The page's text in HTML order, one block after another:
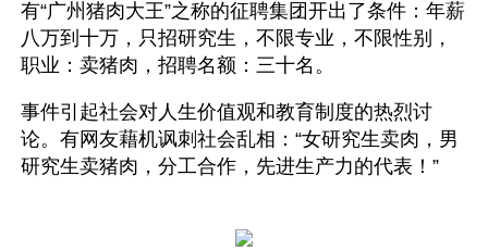
有“广州猪肉大王”之称的征聘集团开出了条件：年薪
八万到十万，只招研究生，不限专业，不限性别，
职业：卖猪肉，招聘名额：三十名。
事件引起社会对人生价值观和教育制度的热烈讨
论。有网友藉机讽刺社会乱相：“女研究生卖肉，男
研究生卖猪肉，分工合作，先进生产力的代表！”